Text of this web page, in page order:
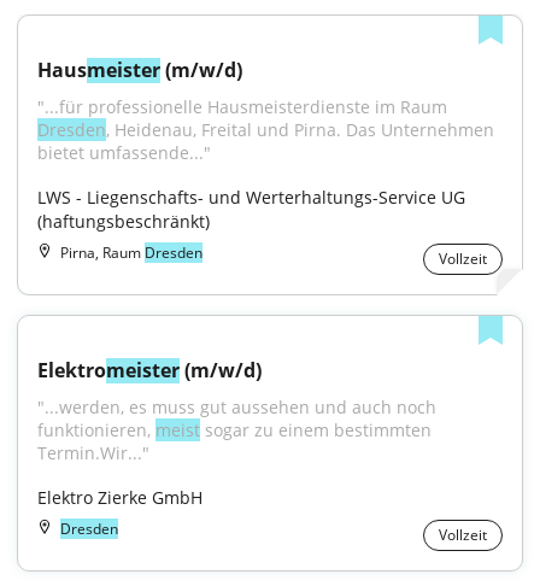
Hausmeister (m/w/d)
Dresden, Heidenau, Freital und Pirna. Das Unternehmen
bietet umfassende..."
LWS - Liegenschafts- und Werterhaltungs-Service UG
(haftungsbeschränkt)
Pirna, Raum Dresden Vollzeit
Elektromeister (m/w/d)
"...werden, es muss gut aussehen und auch noch
funktionieren, meist sogar zu einem bestimmten
Termin.Wir..."
Elektro Zierke GmbH
Dresden Vollzeit